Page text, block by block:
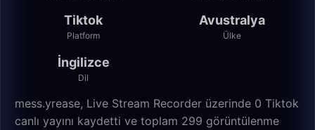
Tiktok
Platform
Avustralya
Ülke
İngilizce
Dil
mess.yrease, Live Stream Recorder üzerinde 0 Tiktok
canlı yayını kaydetti ve toplam 299 görüntülenme